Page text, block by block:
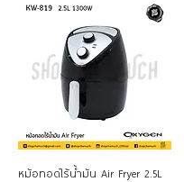
Quick View
หม้อทอดไร้น้ำมัน Air Fryer 2.5L